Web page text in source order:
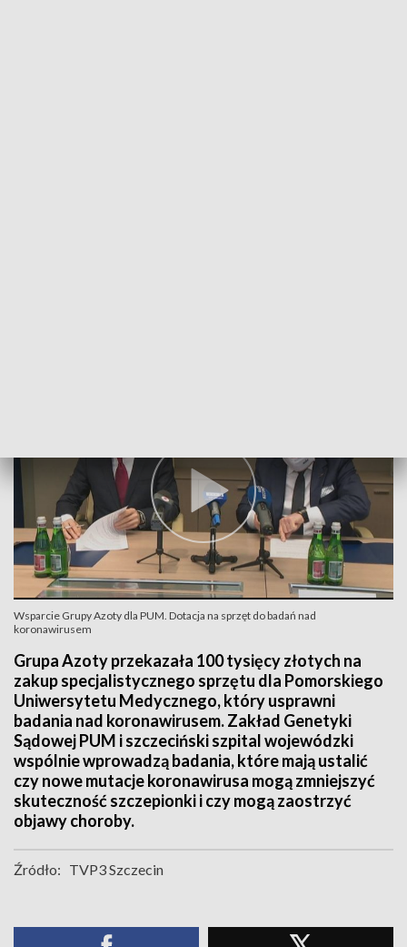
Wsparcie Grupy Azoty dla PUM. Dotacja na sprzęt do badań nad
koronawirusem
Grupa Azoty przekazała 100 tysięcy złotych na
zakup specjalistycznego sprzętu dla Pomorskiego
Uniwersytetu Medycznego, który usprawni
badania nad koronawirusem. Zakład Genetyki
Sądowej PUM i szczeciński szpital wojewódzki
wspólnie wprowadzą badania, które mają ustalić
czy nowe mutacje koronawirusa mogą zmniejszyć
skuteczność szczepionki i czy mogą zaostrzyć
objawy choroby.
Źródło: TVP3 Szczecin